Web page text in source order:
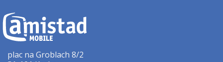
plac na Groblach 8/2